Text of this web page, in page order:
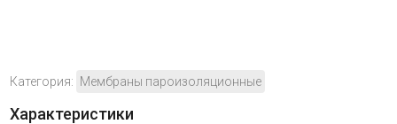
Категория: Мембраны пароизоляционные
Характеристики